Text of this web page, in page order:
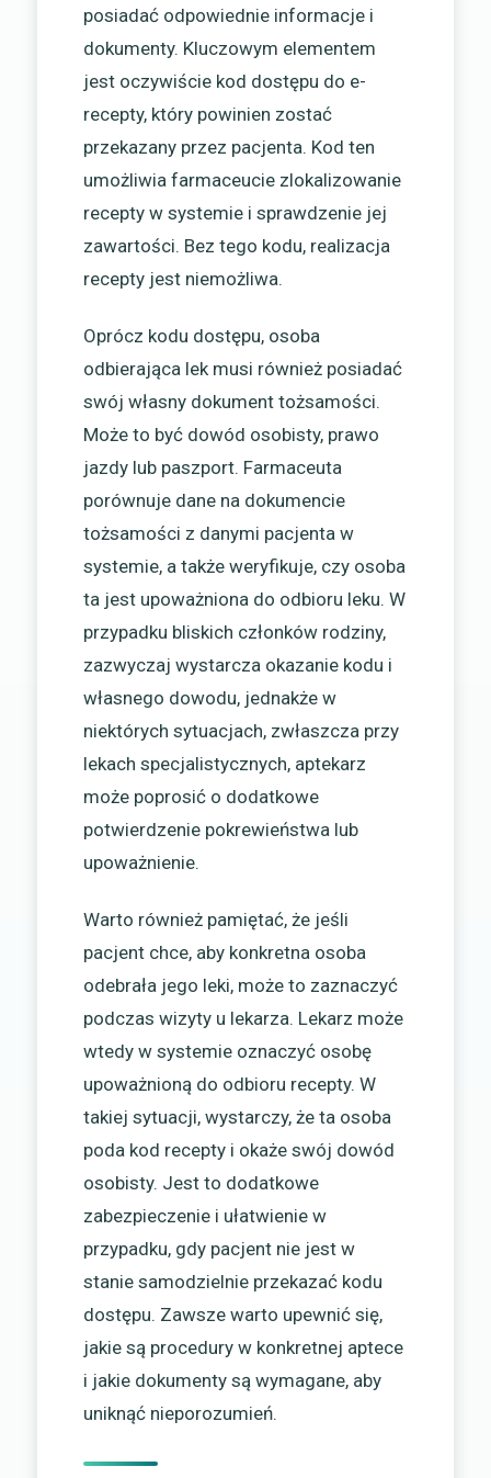
posiadać odpowiednie informacje i
dokumenty. Kluczowym elementem
jest oczywiście kod dostępu do e-
recepty, który powinien zostać
przekazany przez pacjenta. Kod ten
umożliwia farmaceucie zlokalizowanie
recepty w systemie i sprawdzenie jej
zawartości. Bez tego kodu, realizacja
recepty jest niemożliwa.
Oprócz kodu dostępu, osoba
odbierająca lek musi również posiadać
swój własny dokument tożsamości.
Może to być dowód osobisty, prawo
jazdy lub paszport. Farmaceuta
porównuje dane na dokumencie
tożsamości z danymi pacjenta w
systemie, a także weryfikuje, czy osoba
ta jest upoważniona do odbioru leku. W
przypadku bliskich członków rodziny,
zazwyczaj wystarcza okazanie kodu i
własnego dowodu, jednakże w
niektórych sytuacjach, zwłaszcza przy
lekach specjalistycznych, aptekarz
może poprosić o dodatkowe
potwierdzenie pokrewieństwa lub
upoważnienie.
Warto również pamiętać, że jeśli
pacjent chce, aby konkretna osoba
odebrała jego leki, może to zaznaczyć
podczas wizyty u lekarza. Lekarz może
wtedy w systemie oznaczyć osobę
upoważnioną do odbioru recepty. W
takiej sytuacji, wystarczy, że ta osoba
poda kod recepty i okaże swój dowód
osobisty. Jest to dodatkowe
zabezpieczenie i ułatwienie w
przypadku, gdy pacjent nie jest w
stanie samodzielnie przekazać kodu
dostępu. Zawsze warto upewnić się,
jakie są procedury w konkretnej aptece
i jakie dokumenty są wymagane, aby
uniknąć nieporozumień.